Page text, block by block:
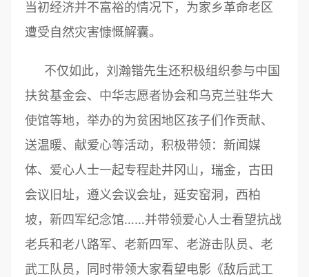
当初经济并不富裕的情况下，为家乡革命老区
遭受自然灾害慷慨解囊。
不仅如此，刘瀚锴先生还积极组织参与中国
扶贫基金会、中华志愿者协会和乌克兰驻华大
使馆等地，举办的为贫困地区孩子们作贡献、
送温暖、献爱心等活动，积极带领：新闻媒
体、爱心人士一起专程赴井冈山，瑞金，古田
会议旧址，遵义会议会址，延安窑洞，西柏
坡，新四军纪念馆……并带领爱心人士看望抗战
老兵和老八路军、老新四军、老游击队员、老
武工队员，同时带领大家看望电影《敌后武工